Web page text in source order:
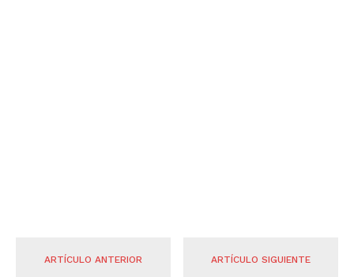
ARTÍCULO ANTERIOR ARTÍCULO SIGUIENTE